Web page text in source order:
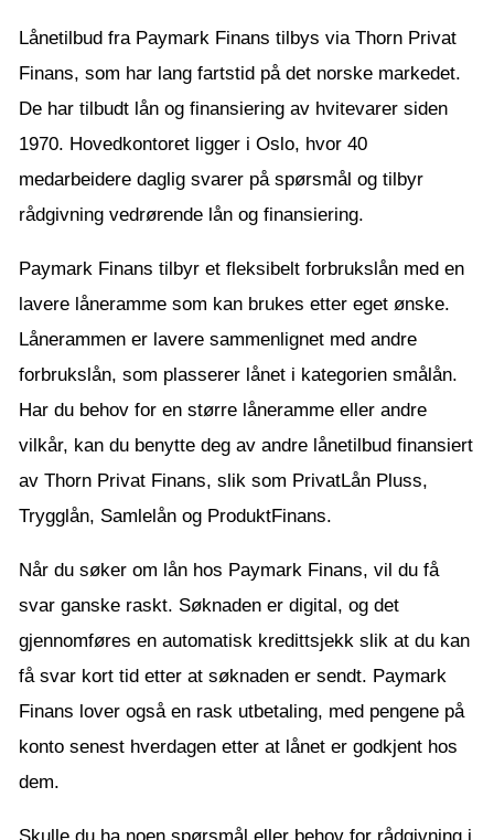
Lånetilbud fra Paymark Finans tilbys via Thorn Privat
Finans, som har lang fartstid på det norske markedet.
De har tilbudt lån og finansiering av hvitevarer siden
1970. Hovedkontoret ligger i Oslo, hvor 40
medarbeidere daglig svarer på spørsmål og tilbyr
rådgivning vedrørende lån og finansiering.
Paymark Finans tilbyr et fleksibelt forbrukslån med en
lavere låneramme som kan brukes etter eget ønske.
Lånerammen er lavere sammenlignet med andre
forbrukslån, som plasserer lånet i kategorien smålån.
Har du behov for en større låneramme eller andre
vilkår, kan du benytte deg av andre lånetilbud finansiert
av Thorn Privat Finans, slik som PrivatLån Pluss,
Trygglån, Samlelån og ProduktFinans.
Når du søker om lån hos Paymark Finans, vil du få
svar ganske raskt. Søknaden er digital, og det
gjennomføres en automatisk kredittsjekk slik at du kan
få svar kort tid etter at søknaden er sendt. Paymark
Finans lover også en rask utbetaling, med pengene på
konto senest hverdagen etter at lånet er godkjent hos
dem.